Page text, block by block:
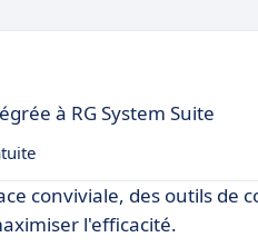
à RG System Suite
conviviale, des outils
l'efficacité.